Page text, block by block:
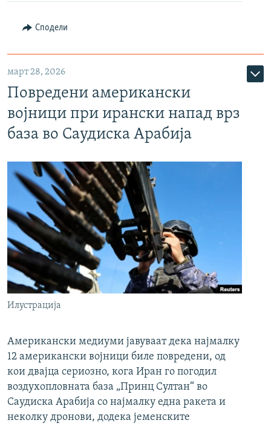
Сподели
март 28, 2026
Повредени американски
војници при ирански напад врз
база во Саудиска Арабија
Илустрација
Американски медиуми јавуваат дека најмалку
12 американски војници биле повредени, од
кои двајца сериозно, кога Иран го погодил
воздухопловната база „Принц Султан“ во
Саудиска Арабија со најмалку една ракета и
неколку дронови, додека јеменските